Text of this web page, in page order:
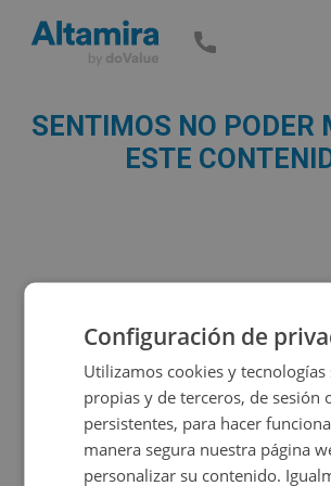
SENTIMOS NO PODER
ESTE
Configuración de
Utilizamos cookies y
propias y de terceros, de sesión
persistentes, para hacer
manera segura nuestra página
personalizar su contenido.